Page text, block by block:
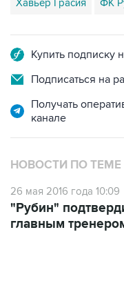
Хавьер Грасия ФК
Купить подписку
Подписаться на
Получать
канале
НОВОСТИ ПО ТЕМЕ
26 мая 2016 года 10:09
"Рубин"
главным